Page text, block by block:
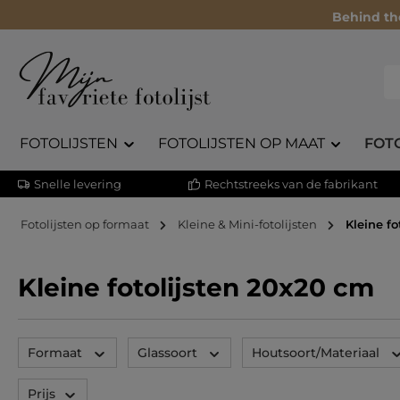
Behind
FOTOLIJSTEN FOTOLIJSTEN OP MAAT
Snelle levering Rechtstreeks van de fabrikant
Fotolijsten op formaat Kleine & Mini-fotolijsten Kleine
Kleine fotolijsten 20x20 cm
Formaat Glassoort Houtsoort/Materiaal
Prijs